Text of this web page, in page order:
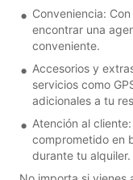
Conveniencia:
encontrar una
conveniente.
Accesorios y
servicios como
adicionales a tu
Atención al
comprometido en
durante tu alquiler.